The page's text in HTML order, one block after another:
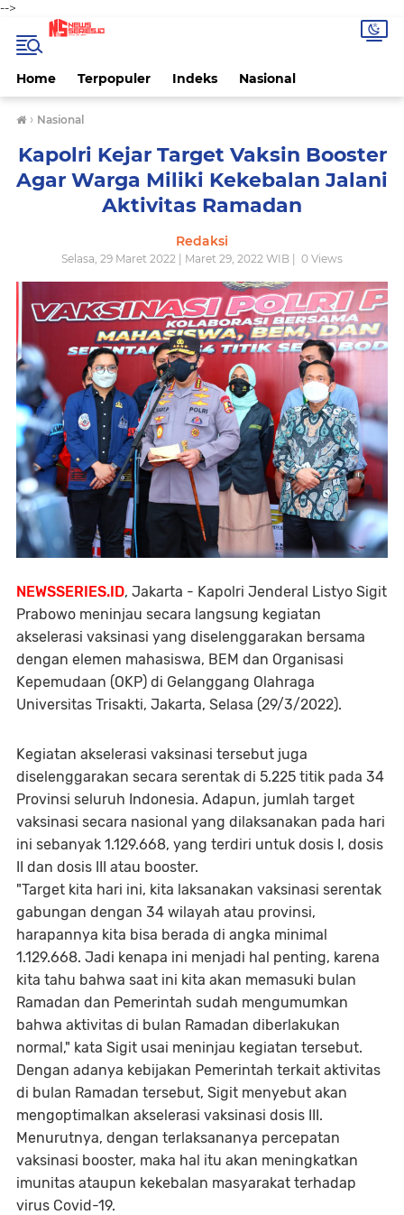
-->
Home Terpopuler Indeks Nasional
› Nasional
Kapolri Kejar Target Vaksin Booster
Agar Warga Miliki Kekebalan Jalani
Aktivitas Ramadan
Redaksi
Selasa, 29 Maret 2022 | Maret 29, 2022 WIB | 0 Views
NEWSSERIES.ID, Jakarta - Kapolri Jenderal Listyo Sigit
Prabowo meninjau secara langsung kegiatan
akselerasi vaksinasi yang diselenggarakan bersama
dengan elemen mahasiswa, BEM dan Organisasi
Kepemudaan (OKP) di Gelanggang Olahraga
Universitas Trisakti, Jakarta, Selasa (29/3/2022).
Kegiatan akselerasi vaksinasi tersebut juga
diselenggarakan secara serentak di 5.225 titik pada 34
Provinsi seluruh Indonesia. Adapun, jumlah target
vaksinasi secara nasional yang dilaksanakan pada hari
ini sebanyak 1.129.668, yang terdiri untuk dosis I, dosis
II dan dosis III atau booster.
"Target kita hari ini, kita laksanakan vaksinasi serentak
gabungan dengan 34 wilayah atau provinsi,
harapannya kita bisa berada di angka minimal
1.129.668. Jadi kenapa ini menjadi hal penting, karena
kita tahu bahwa saat ini kita akan memasuki bulan
Ramadan dan Pemerintah sudah mengumumkan
bahwa aktivitas di bulan Ramadan diberlakukan
normal," kata Sigit usai meninjau kegiatan tersebut.
Dengan adanya kebijakan Pemerintah terkait aktivitas
di bulan Ramadan tersebut, Sigit menyebut akan
mengoptimalkan akselerasi vaksinasi dosis III.
Menurutnya, dengan terlaksananya percepatan
vaksinasi booster, maka hal itu akan meningkatkan
imunitas ataupun kekebalan masyarakat terhadap
virus Covid-19.